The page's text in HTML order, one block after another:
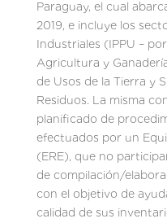
Paraguay, el cual
2019, e incluye los
Industriales (IPPU –
Agricultura y
de Usos de la Tierra y
Residuos. La misma
planificado de
efectuados por un
(ERE), que no
de compilación/
con el objetivo de
calidad de sus